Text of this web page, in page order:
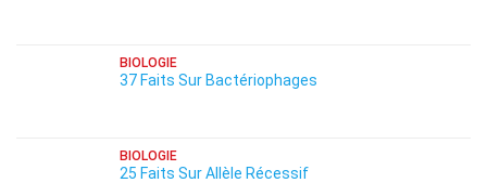
BIOLOGIE
37 Faits Sur Bactériophages
BIOLOGIE
25 Faits Sur Allèle Récessif